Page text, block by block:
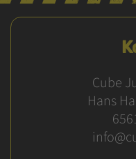
Cube
Hans